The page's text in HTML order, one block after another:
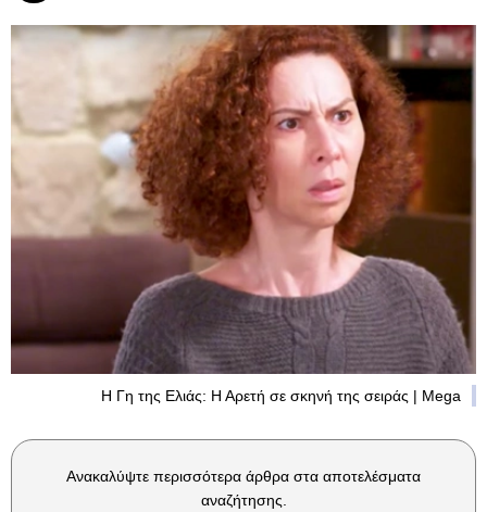
Η Γη της Ελιάς: Η Αρετή σε σκηνή της σειράς | Mega
Ανακαλύψτε περισσότερα άρθρα στα αποτελέσματα
αναζήτησης.